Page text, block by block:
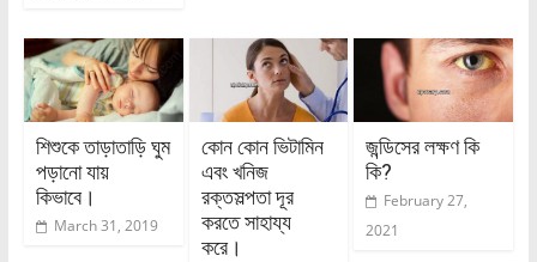
শিশুকে তাড়াতাড়ি ঘুম
পড়ানো যায়
কিভাবে।
March 31, 2019
কোন কোন ভিটামিন
এবং খনিজ
রক্তসল্পতা দূর
করতে সাহায্য
করে।
জন্ডিসের লক্ষণ কি
কি?
February 27,
2021